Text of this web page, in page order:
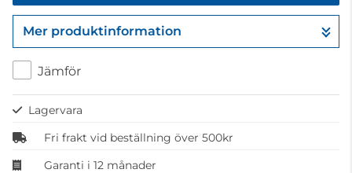
Gå till kassan
Mer produktinformation
Jämför
Lagervara
Fri frakt vid beställning över 500kr
Garanti i 12 månader